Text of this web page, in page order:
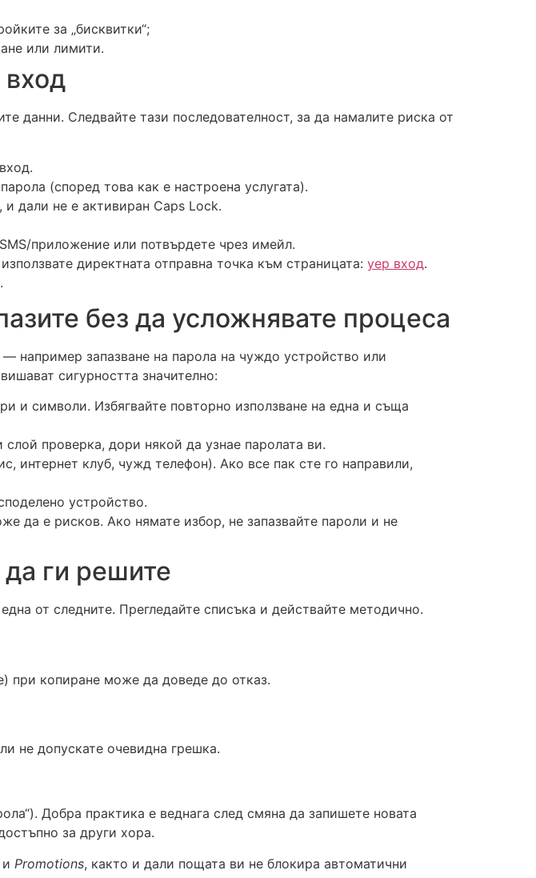
за „бисквитки“;
или лимити.
данни. Следвайте тази последователност, за да намалите риска от
(според това как е настроена услугата).
и дали не е активиран Caps Lock.
приложение или потвърдете чрез имейл.
директната отправна точка към страницата: yep вход.
без да усложнявате процеса
например запазване на парола на чуждо устройство или
сигурността значително:
и символи. Избягвайте повторно използване на една и съща
проверка, дори някой да узнае паролата ви.
интернет клуб, чужд телефон). Ако все пак сте го направили,
устройство.
да е рисков. Ако нямате избор, не запазвайте пароли и не
ги решите
от следните. Прегледайте списъка и действайте методично.
при копиране може да доведе до отказ.
не допускате очевидна грешка.
Добра практика е веднага след смяна да запишете новата
за други хора.
и Promotions, както и дали пощата ви не блокира автоматични